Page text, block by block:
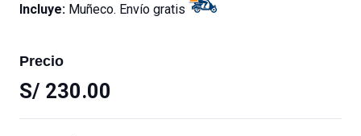
Incluye: Muñeco. Envío gratis
Precio
S/ 230.00